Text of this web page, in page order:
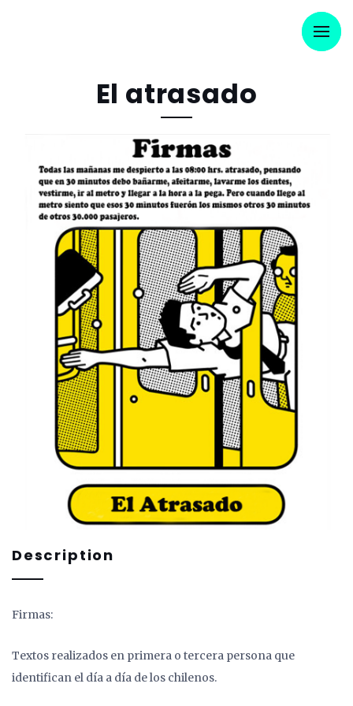
El atrasado
Description
Firmas:
Textos realizados en primera o tercera persona que
identifican el día a día de los chilenos.